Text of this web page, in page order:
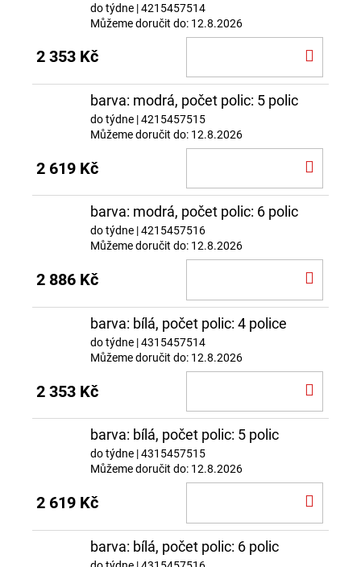
do týdne | 4215457514
Můžeme doručit do: 12.8.2026
2 353 Kč
barva: modrá, počet polic: 5 polic
do týdne | 4215457515
Můžeme doručit do: 12.8.2026
2 619 Kč
barva: modrá, počet polic: 6 polic
do týdne | 4215457516
Můžeme doručit do: 12.8.2026
2 886 Kč
barva: bílá, počet polic: 4 police
do týdne | 4315457514
Můžeme doručit do: 12.8.2026
2 353 Kč
barva: bílá, počet polic: 5 polic
do týdne | 4315457515
Můžeme doručit do: 12.8.2026
2 619 Kč
barva: bílá, počet polic: 6 polic